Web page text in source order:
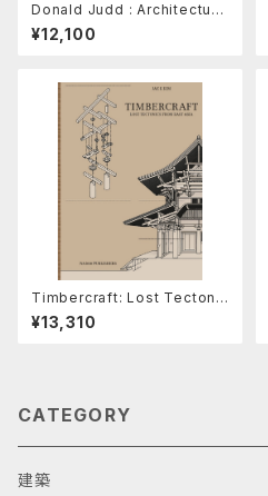
Donald Judd : Architecture
in Marfa, Texas
¥12,100
Timbercraft: Lost Tectonic
s from East Asia
¥13,310
CATEGORY
建築